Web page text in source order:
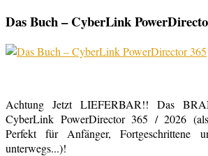
Das Buch – CyberLink
Achtung Jetzt LIEFERBAR!! Das
CyberLink PowerDirector 365 / 2026
Perfekt für Anfänger, Fortgeschrittene
unterwegs...)!